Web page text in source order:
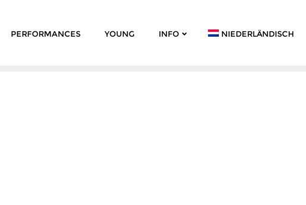
PERFORMANCES YOUNG INFO NIEDERLÄNDISCH